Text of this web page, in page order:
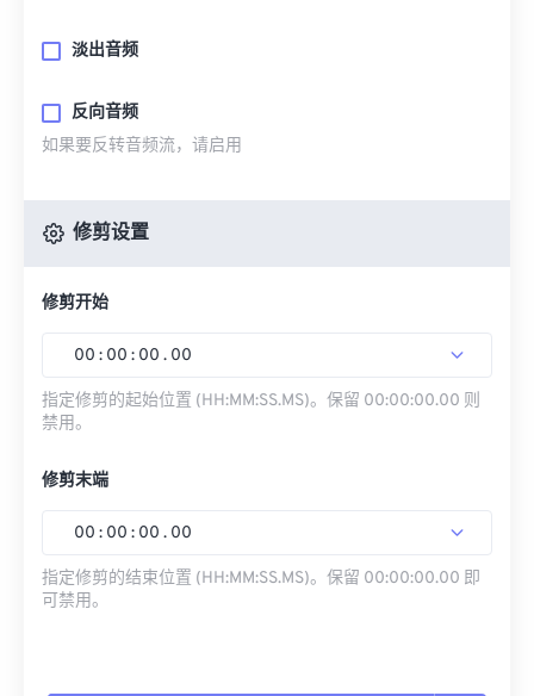
淡出音频
反向音频
如果要反转音频流，请启用
修剪设置
修剪开始
00 : 00 : 00 . 00
指定修剪的起始位置 (HH:MM:SS.MS)。保留 00:00:00.00 则
禁用。
修剪末端
00 : 00 : 00 . 00
指定修剪的结束位置 (HH:MM:SS.MS)。保留 00:00:00.00 即
可禁用。